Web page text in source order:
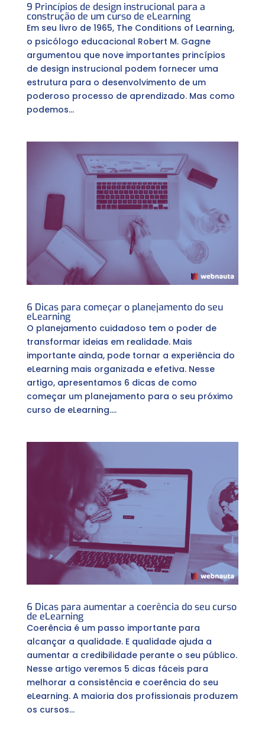
9 Princípios de design instrucional para a
construção de um curso de eLearning
Em seu livro de 1965, The Conditions of Learning,
o psicólogo educacional Robert M. Gagne
argumentou que nove importantes princípios
de design instrucional podem fornecer uma
estrutura para o desenvolvimento de um
poderoso processo de aprendizado. Mas como
podemos...
6 Dicas para começar o planejamento do seu
eLearning
O planejamento cuidadoso tem o poder de
transformar ideias em realidade. Mais
importante ainda, pode tornar a experiência do
eLearning mais organizada e efetiva. Nesse
artigo, apresentamos 6 dicas de como
começar um planejamento para o seu próximo
curso de eLearning....
6 Dicas para aumentar a coerência do seu curso
de eLearning
Coerência é um passo importante para
alcançar a qualidade. E qualidade ajuda a
aumentar a credibilidade perante o seu público.
Nesse artigo veremos 5 dicas fáceis para
melhorar a consistência e coerência do seu
eLearning. A maioria dos profissionais produzem
os cursos...